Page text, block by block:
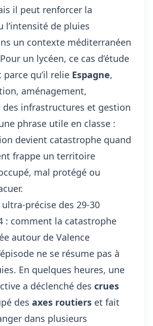
il peut renforcer la
l’intensité de pluies
un contexte méditerranéen
un lycéen, ce cas d’étude
qu’il relie Espagne,
aménagement,
infrastructures et gestion
phrase utile en classe :
devient catastrophe quand
frappe un territoire
mal protégé ou
précise des 29-30
: comment la catastrophe
autour de Valence
ne se résume pas à
En quelques heures, une
a déclenché des crues
des axes routiers et fait
dans plusieurs